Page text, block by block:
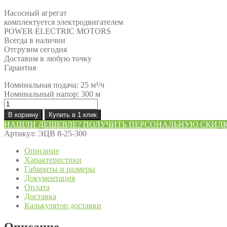
Насосный агрегат
комплектуется электродвигателем
POWER ELECTRIC MOTORS
Всегда в наличии
Отгрузим сегодня
Доставим в любую точку
Гарантия
Номинальная подача: 25 м³/ч
Номинальный напор: 300 м
Количество
товара
Насос
ЭЦВ
8-
В корзину Купить в 1 клик
НАШЛИ ДЕШЕВЛЕ? ПОЛУЧИТЬ ПЕРСОНАЛЬНУЮ
Артикул: ЭЦВ 8-25-300
Описание
Характеристики
Габариты и размеры
Документация
Оплата
Доставка
Калькулятор доставки